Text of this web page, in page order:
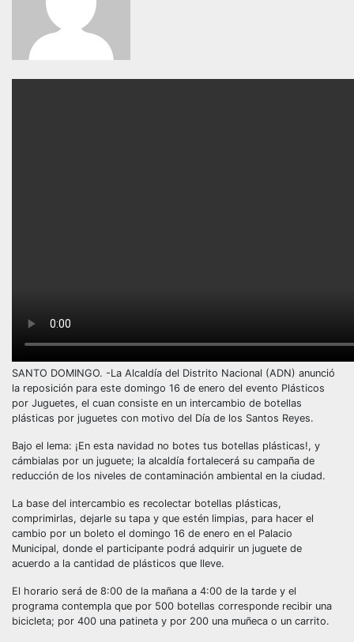
SANTO DOMINGO. -La Alcaldía del Distrito Nacional (ADN) anunció
la reposición para este domingo 16 de enero del evento Plásticos
por Juguetes, el cuan consiste en un intercambio de botellas
plásticas por juguetes con motivo del Día de los Santos Reyes.
Bajo el lema: ¡En esta navidad no botes tus botellas plásticas!, y
cámbialas por un juguete; la alcaldía fortalecerá su campaña de
reducción de los niveles de contaminación ambiental en la ciudad.
La base del intercambio es recolectar botellas plásticas,
comprimirlas, dejarle su tapa y que estén limpias, para hacer el
cambio por un boleto el domingo 16 de enero en el Palacio
Municipal, donde el participante podrá adquirir un juguete de
acuerdo a la cantidad de plásticos que lleve.
El horario será de 8:00 de la mañana a 4:00 de la tarde y el
programa contempla que por 500 botellas corresponde recibir una
bicicleta; por 400 una patineta y por 200 una muñeca o un carrito.